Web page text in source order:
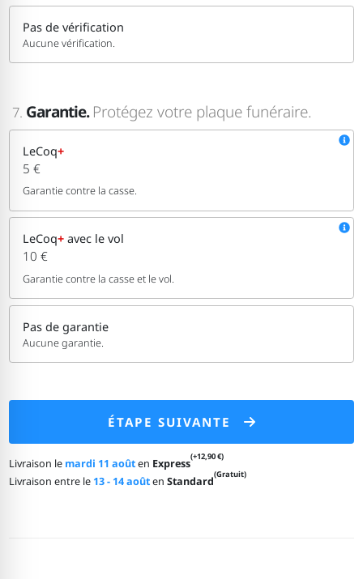
Pas de vérification
Aucune vérification.
7. Garantie. Protégez votre plaque funéraire.
LeCoq+
5 €
Garantie contre la casse.
LeCoq+avec le vol
10 €
Garantie contre la casse et le vol.
Pas de garantie
Aucune garantie.
ÉTAPE SUIVANTE
Livraison le mardi 11 aoûten Express(+12,90 €)
Livraison entre le 13 - 14 aoûtenStandard(Gratuit)